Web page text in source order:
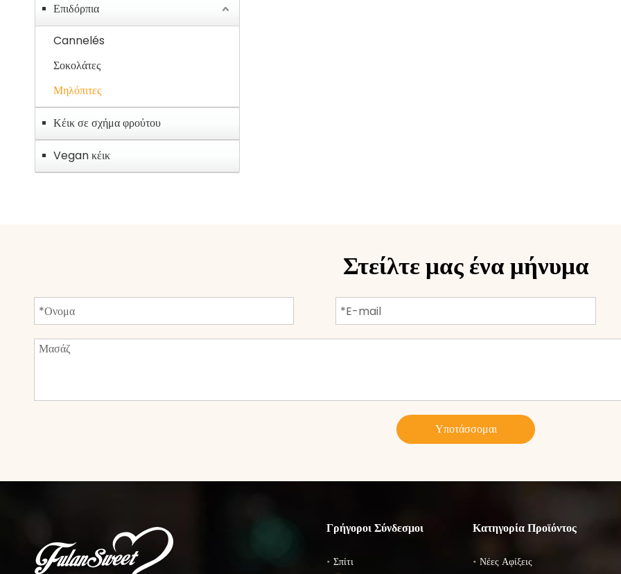
Επιδόρπια
Cannelés
Σοκολάτες
Μηλόπιτες
Κέικ σε σχήμα φρούτου
Vegan κέικ
Στείλτε μας ένα μήνυμα
Υποτάσσομαι
Γρήγοροι Σύνδεσμοι
Σπίτι
Κατηγορία Προϊόντος
Νέες Αφίξεις